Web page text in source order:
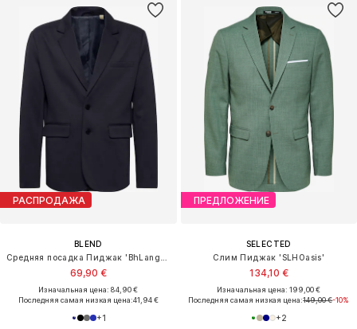
РАСПРОДАЖА
BLEND
69,90 €
Изначальная цена: 84,90 €
Последняя самая низкая цена:41,94 €
+1
ПРЕДЛОЖЕНИЕ
SELECTED
Слим Пиджак 'SLHOasis'
134,10 €
Изначальная цена: 199,00 €
Последняя самая низкая цена:149,00 €-10%
+2